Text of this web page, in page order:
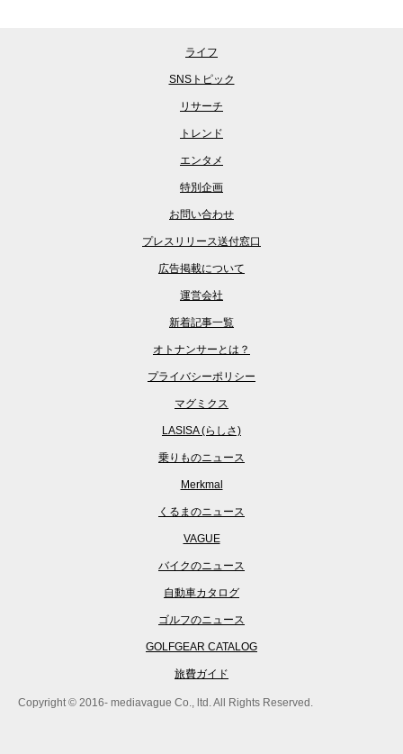
ライフ
SNSトピック
リサーチ
トレンド
エンタメ
特別企画
お問い合わせ
プレスリリース送付窓口
広告掲載について
運営会社
新着記事一覧
オトナンサーとは？
プライバシーポリシー
マグミクス
LASISA (らしさ)
乗りものニュース
Merkmal
くるまのニュース
VAGUE
バイクのニュース
自動車カタログ
ゴルフのニュース
GOLFGEAR CATALOG
旅費ガイド
Copyright © 2016- mediavague Co., ltd. All Rights Reserved.